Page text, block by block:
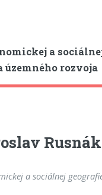
a
územného rozvoja
a sociálnej